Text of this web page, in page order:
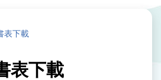
表下載
表下載